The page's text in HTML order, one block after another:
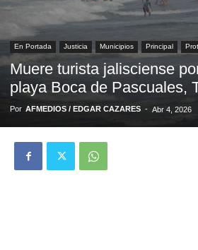
En Portada Justicia Municipios Principal
Muere turista jalisciense
playa Boca de Pascuales,
Por AFMEDIOS / EDGAR CAZARES - Abr 4, 2026